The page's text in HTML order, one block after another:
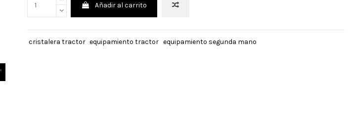
Añadir al carrito
cristalera tractor equipamiento tractor equipamiento segunda mano